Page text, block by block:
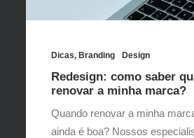
Dicas, Branding Design
Redesign: como saber
renovar a minha marca?
Quando renovar a minha
ainda é boa? Nossos